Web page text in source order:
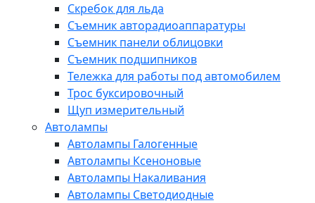
Скребок для льда
Съемник авторадиоаппаратуры
Съемник панели облицовки
Съемник подшипников
Тележка для работы под автомобилем
Трос буксировочный
Щуп измерительный
Автолампы
Автолампы Галогенные
Автолампы Ксеноновые
Автолампы Накаливания
Автолампы Светодиодные